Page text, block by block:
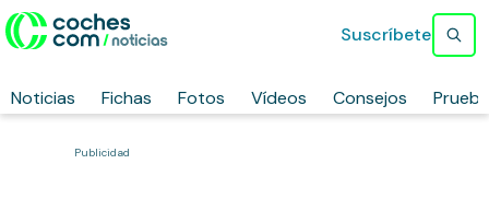
Noticias Fichas Fotos Vídeos Consejos
Suscríbete
Publicidad